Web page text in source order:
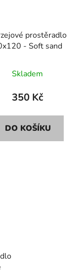
prostěradlo
- Soft sand
Skladem
350 Kč
DO KOŠÍKU